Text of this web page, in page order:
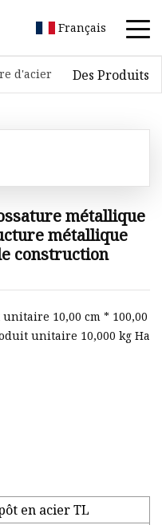
Français
d'acier Des Produits
métallique
métallique
construction
10,00 cm * 100,00
unitaire 10,000 kg Ha
en acier TL